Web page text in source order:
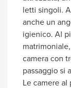
letti singoli.
anche un
igienico. Al
camera con
passaggio si
Le camere